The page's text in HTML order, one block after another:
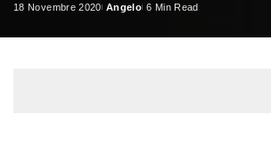
18 Novembre 2020
Posted
Angelo 6 Min Read